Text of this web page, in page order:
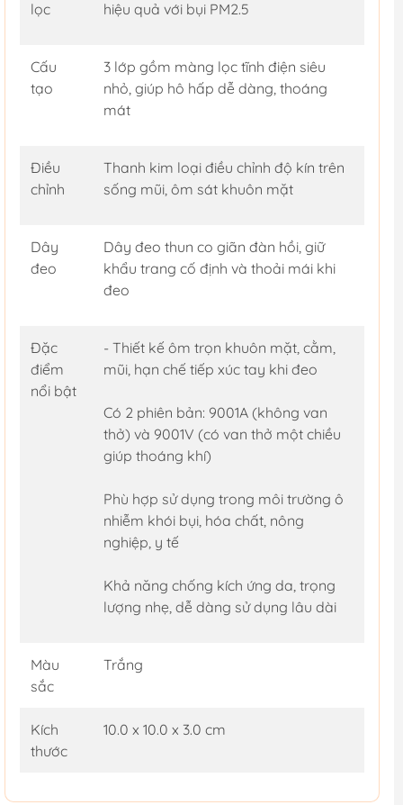
lọc
hiệu quả với bụi PM2.5
Cấu
tạo
3 lớp gồm màng lọc tĩnh điện siêu
nhỏ, giúp hô hấp dễ dàng, thoáng
mát
Điều
chỉnh
Thanh kim loại điều chỉnh độ kín trên
sống mũi, ôm sát khuôn mặt
Dây
đeo
Dây đeo thun co giãn đàn hồi, giữ
khẩu trang cố định và thoải mái khi
đeo
Đặc
điểm
nổi bật
- Thiết kế ôm trọn khuôn mặt, cằm,
mũi, hạn chế tiếp xúc tay khi đeo
Có 2 phiên bản: 9001A (không van
thở) và 9001V (có van thở một chiều
giúp thoáng khí)
Phù hợp sử dụng trong môi trường ô
nhiễm khói bụi, hóa chất, nông
nghiệp, y tế
Khả năng chống kích ứng da, trọng
lượng nhẹ, dễ dàng sử dụng lâu dài
Màu
sắc
Trắng
Kích
thước
10.0 x 10.0 x 3.0 cm